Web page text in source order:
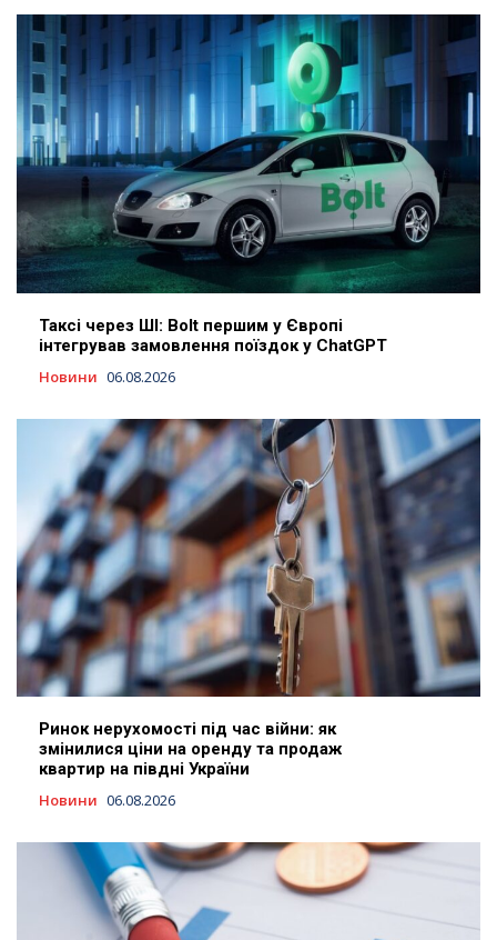
Таксі через ШІ: Bolt першим у Європі
інтегрував замовлення поїздок у ChatGPT
Новини 06.08.2026
Ринок нерухомості під час війни: як
змінилися ціни на оренду та продаж
квартир на півдні України
Новини 06.08.2026